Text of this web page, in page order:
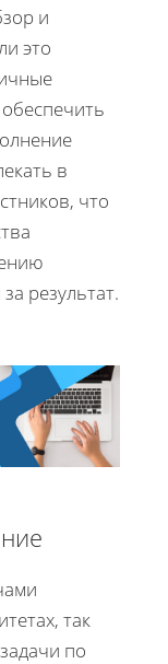
и
это
в
что
результат.
так
по